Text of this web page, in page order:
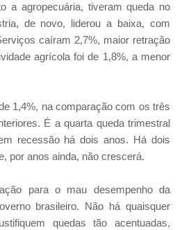
a agropecuária, tiveram queda no
de novo, liderou a baixa, com
caíram 2,7%, maior retração
agrícola foi de 1,8%, a menor
1,4%, na comparação com os três
É a quarta queda trimestral
recessão há dois anos. Há dois
por anos ainda, não crescerá.
para o mau desempenho da
brasileiro. Não há quaisquer
quedas tão acentuadas,